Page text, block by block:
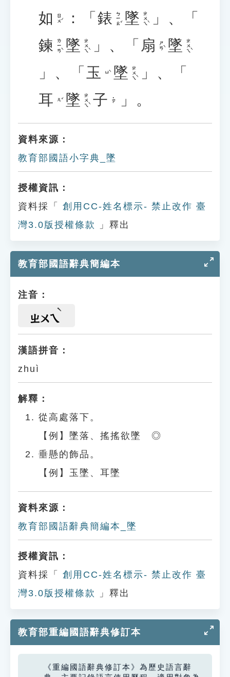
如 ㄖㄨˊ ：「 錶 ㄅㄧㄠˇ 墜 ㄓㄨㄟˋ
」、「
鍊 ㄌㄧㄢˋ 墜 ㄓㄨㄟˋ 」、「 扇 ㄕㄢˋ 墜 ㄓㄨㄟˋ
」、「 玉 ㄩˋ 墜 ㄓㄨㄟˋ
」、「
耳
ㄦˇ 墜 ㄓㄨㄟˋ 子 ˙ㄗ 」。
資料來源：
教育部國語小字典_墜
授權資訊：
資料採「
創用CC-姓名標示- 禁止改作 臺
灣3.0版授權條款
」釋出
教育部國語辭典簡編本
注音：
ㄓㄨㄟ
漢語拼音：
zhuì
解釋：
從高處落下。
【例】墜落、搖搖欲墜 ◎
垂懸的飾品。
【例】玉墜、耳墜
資料來源：
教育部國語辭典簡編本_墜
授權資訊：
資料採「
創用CC-姓名標示- 禁止改作 臺
灣3.0版授權條款
」釋出
教育部重編國語辭典修訂本
《重編國語辭典修訂本》為歷史語言辭